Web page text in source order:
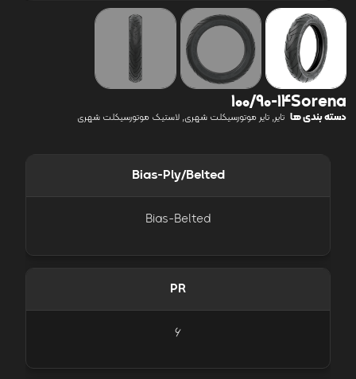
100/90-14Sorena
دسته بندی ها تایر, تایر موتورسیکلت شهری, لاستیک موتورسیکلت شهری
Bias-Ply/Belted
Bias-Belted
PR
6